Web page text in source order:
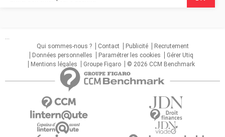
...
Qui sommes-nous ?
Contact Publicité
Recrutement
Données personnelles
Paramétrer les cookies
Gérer Utiq
Mentions légales
Groupe Figaro © 2026 CCM Benchmark